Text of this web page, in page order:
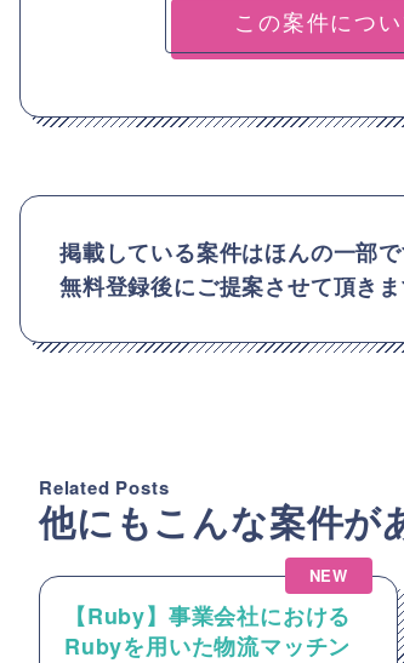
掲載している案件はほんの一部
無料登録後にご提案させて頂き
Related Posts
他にもこんな案件が
NEW
【Ruby】事業会社における
Rubyを用いた物流マッチン